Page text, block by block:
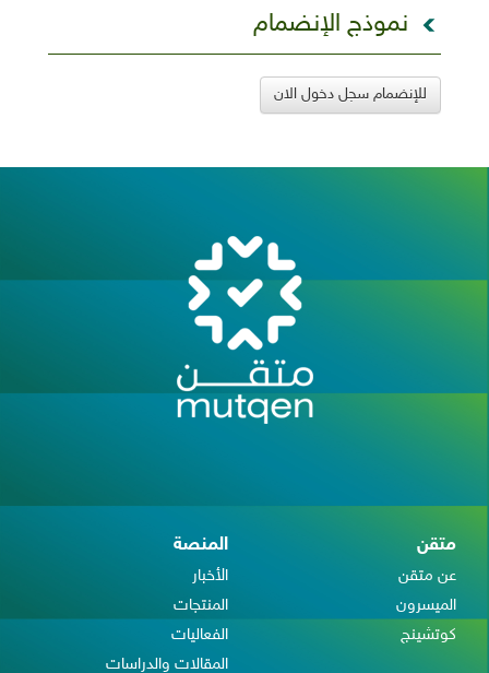
نموذج الإنضمام
للإنضمام سجل دخول الان
متقن
عن متقن
الميسرون
كوتشينج
المنصة
الأخبار
المنتجات
الفعاليات
المقالات والدراسات